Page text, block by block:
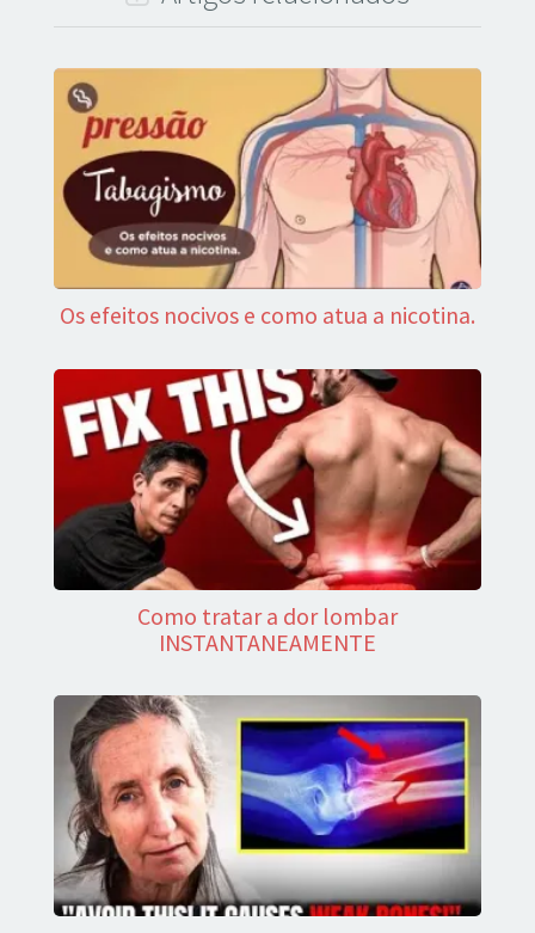
Os efeitos nocivos e como atua a nicotina.
Como tratar a dor lombar
INSTANTANEAMENTE